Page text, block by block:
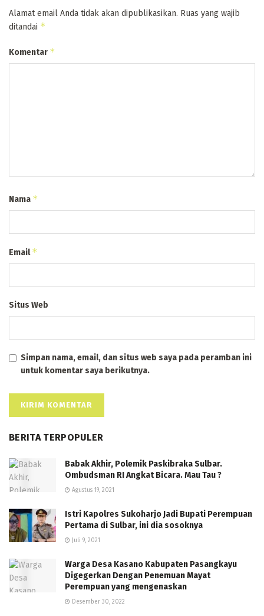
Alamat email Anda tidak akan dipublikasikan. Ruas yang wajib
ditandai *
Komentar *
Nama *
Email*
Situs Web
Simpan nama, email, dan situs web saya pada peramban ini
untuk komentar saya berikutnya.
BERITA TERPOPULER
Babak Akhir, Polemik Paskibraka Sulbar.
Ombudsman RI Angkat Bicara. Mau Tau ?
Agustus 19, 2021
Istri Kapolres Sukoharjo Jadi Bupati Perempuan
Pertama di Sulbar, ini dia sosoknya
Juli 9, 2021
Warga Desa Kasano Kabupaten Pasangkayu
Digegerkan Dengan Penemuan Mayat
Perempuan yang mengenaskan
Desember 30, 2022